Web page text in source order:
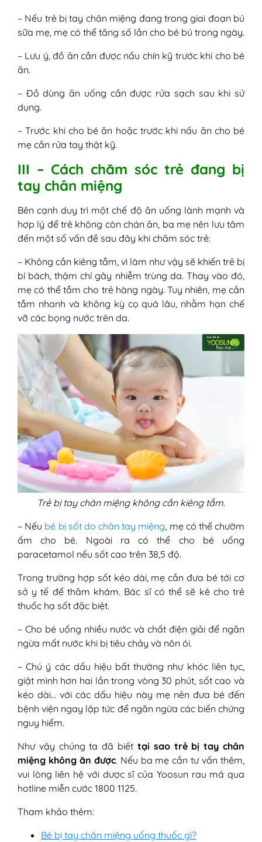
– Nếu trẻ bị tay chân miệng đang trong giai đoạn bú
sữa mẹ, mẹ có thể tăng số lần cho bé bú trong ngày.
– Lưu ý, đồ ăn cần được nấu chín kỹ trước khi cho bé
ăn.
– Đồ dùng ăn uống cần được rửa sạch sau khi sử
dụng.
– Trước khi cho bé ăn hoặc trước khi nấu ăn cho bé
mẹ cần rửa tay thật kỹ.
III – Cách chăm sóc trẻ đang bị
tay chân miệng
Bên cạnh duy trì một chế độ ăn uống lành mạnh và
hợp lý để trẻ không còn chán ăn, ba mẹ nên lưu tâm
đến một số vấn đề sau đây khi chăm sóc trẻ:
– Không cần kiêng tắm, vì làm như vậy sẽ khiến trẻ bị
bí bách, thậm chí gây nhiễm trùng da. Thay vào đó,
mẹ có thể tắm cho trẻ hàng ngày. Tuy nhiên, mẹ cần
tắm nhanh và không kỳ cọ quá lâu, nhằm hạn chế
vỡ các bọng nước trên da.
Trẻ bị tay chân miệng không cần kiêng tắm.
– Nếu bé bị sốt do chân tay miệng, mẹ có thể chườm
ấm cho bé. Ngoài ra có thể cho bé uống
paracetamol nếu sốt cao trên 38,5 độ.
Trong trường hợp sốt kéo dài, mẹ cần đưa bé tới cơ
sở y tế để thăm khám. Bác sĩ có thể sẽ kê cho trẻ
thuốc hạ sốt đặc biệt.
– Cho bé uống nhiều nước và chất điện giải để ngăn
ngừa mất nước khi bị tiêu chảy và nôn ói.
– Chú ý các dấu hiệu bất thường như khóc liên tục,
giật mình hơn hai lần trong vòng 30 phút, sốt cao và
kéo dài… với các dấu hiệu này mẹ nên đưa bé đến
bệnh viện ngay lập tức để ngăn ngừa các biến chứng
nguy hiểm.
Như vậy chúng ta đã biết tại sao trẻ bị tay chân
miệng không ăn được. Nếu ba mẹ cần tư vấn thêm,
vui lòng liên hệ với dược sĩ của Yoosun rau má qua
hotline miễn cước 1800 1125.
Tham khảo thêm:
Bé bị tay chân miệng uống thuốc gì?